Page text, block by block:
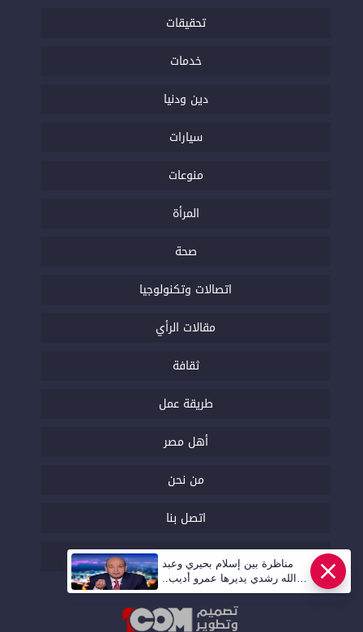
تحقيقات
خدمات
دين ودنيا
سيارات
منوعات
المرأة
صحة
اتصالات وتكنولوجيا
مقالات الرأي
ثقافة
طريقة عمل
أهل مصر
من نحن
اتصل بنا
السياسة التحريرية
مناظرة بين إسلام بحيري وعبد
الله رشدي يديرها عمرو أديب..
قريبا | أهل مصر